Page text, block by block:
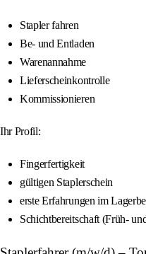
Stapler fahren
Be- und Entladen
Warenannahme
Lieferscheinkontrolle
Kommissionieren
Ihr Profil:
Fingerfertigkeit
gültigen Staplerschein
erste Erfahrungen im
Schichtbereitschaft (Früh-